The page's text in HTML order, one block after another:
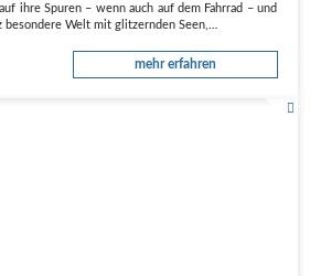
ihre Spuren – wenn auch auf dem Fahrrad – und
besondere Welt mit glitzernden Seen,…
mehr erfahren